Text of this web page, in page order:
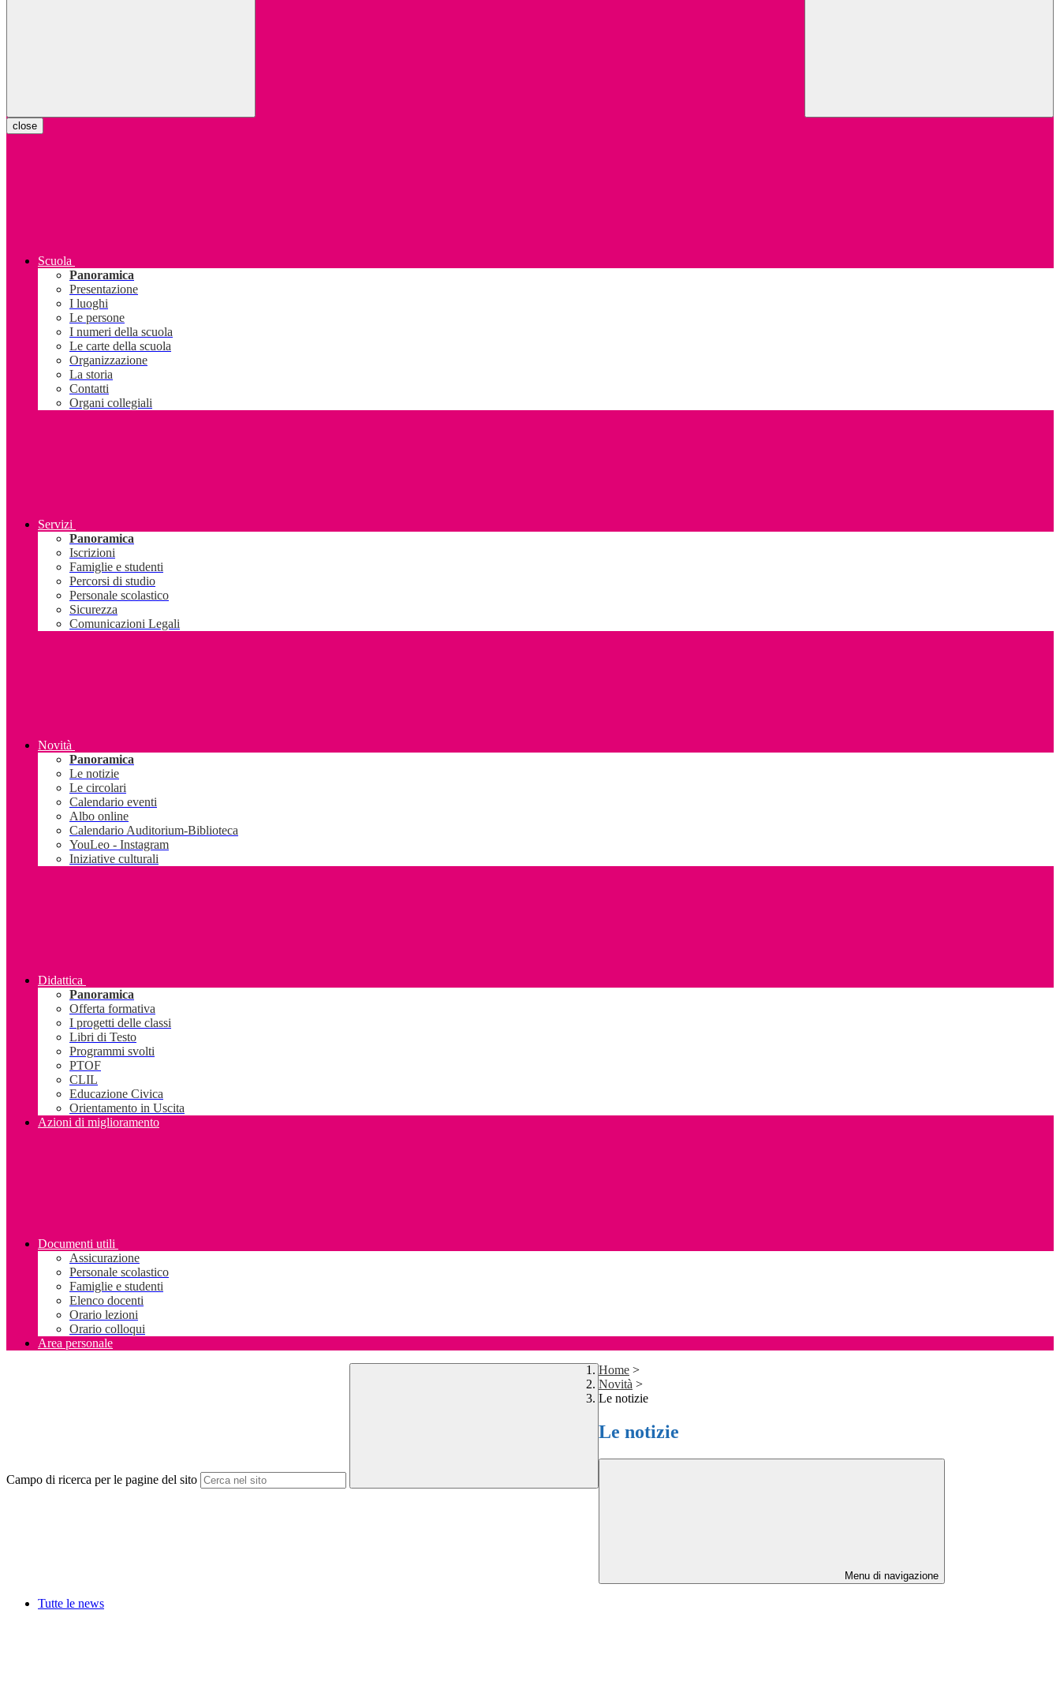
close
Scuola
Panoramica
Presentazione
I luoghi
Le persone
I numeri della scuola
Le carte della scuola
Organizzazione
La storia
Contatti
Organi collegiali
Servizi
Panoramica
Iscrizioni
Famiglie e studenti
Percorsi di studio
Personale scolastico
Sicurezza
Comunicazioni Legali
Novità
Panoramica
Le notizie
Le circolari
Calendario eventi
Albo online
Calendario Auditorium-Biblioteca
YouLeo - Instagram
Iniziative culturali
Didattica
Panoramica
Offerta formativa
I progetti delle classi
Libri di Testo
Programmi svolti
PTOF
CLIL
Educazione Civica
Orientamento in Uscita
Azioni di miglioramento
Documenti utili
Assicurazione
Personale scolastico
Famiglie e studenti
Elenco docenti
Orario lezioni
Orario colloqui
Area personale
Campo di ricerca per le pagine del sito
Home >
Novità >
Le notizie
Le notizie
Menu di navigazione
Tutte le news